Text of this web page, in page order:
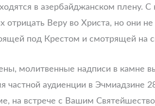
в азербайджанском
Веру во Христа, но они
под Крестом и смотрящей на
молитвенные надписи в камне
аудиенции в Эчмиадзине
на встрече с Вашим